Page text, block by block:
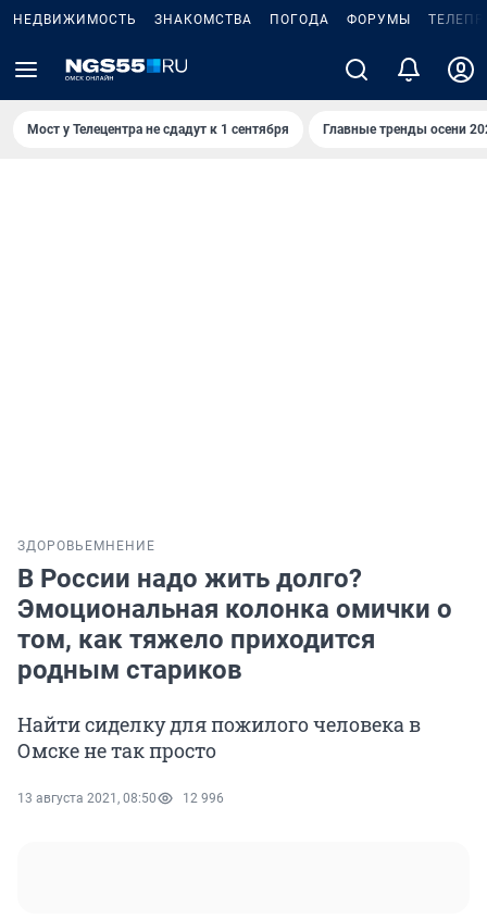
НЕДВИЖИМОСТЬ ЗНАКОМСТВА ПОГОДА ФОРУМЫ
Мост у Телецентра не сдадут к 1 сентября Главные тренды осени
ЗДОРОВЬЕ МНЕНИЕ
В России надо жить долго?
Эмоциональная колонка омички о
том, как тяжело приходится
родным стариков
Найти сиделку для пожилого человека в
Омске не так просто
13 августа 2021, 08:50 12 996